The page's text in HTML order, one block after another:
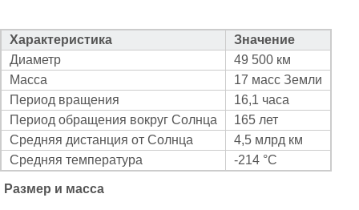
Характеристика
Значение
Диаметр
49 500 км
Масса
17 масс Земли
Период вращения
16,1 часа
Период обращения вокруг Солнца
165 лет
Средняя дистанция от Солнца
4,5 млрд км
Средняя температура
-214 °C
Размер и масса